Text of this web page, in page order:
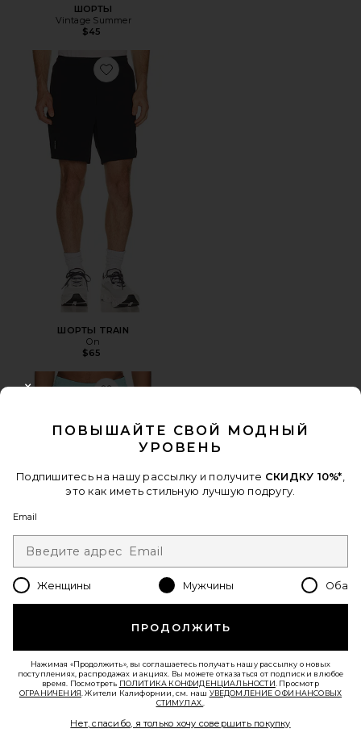
ШОРТЫ
Vintage Summer
$45
Favorite ШОРТЫ TRAIN
ШОРТЫ TRAIN
On
$65
ШОРТЫ
Polo Ralph Lauren
$90
Favorite ШОРТЫ AUGUSTO
ПОВЫШАЙТЕ СВОЙ МОДНЫЙ
УРОВЕНЬ
Подпишитесь на нашу рассылку и получите СКИДКУ 10%*
это как иметь стильную лучшую подругу.
Email
Женщины Мужчины Оба
ПРОДОЛЖИТЬ
Нажимая «Продолжить», вы соглашаетесь получать нашу рассылку о новых
поступлениях, распродажах и акциях. Вы можете отказаться от подписки в любое
время. Посмотреть ПОЛИТИКА КОНФИДЕНЦИАЛЬНОСТИ . Просмотр
ОГРАНИЧЕНИЯ . Жители Калифорнии, см. наш УВЕДОМЛЕНИЕ О ФИНАНСОВЫХ
СТИМУЛАХ.
Нет, спасибо, я только хочу совершить покупку